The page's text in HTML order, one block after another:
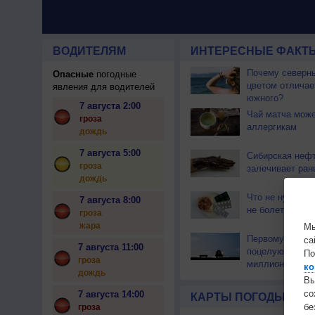
ВОДИТЕЛЯМ
Опасныепогодные
явления для водителей
7 августа 2:00
гроза
дождь
7 августа 5:00
гроза
дождь
7 августа 8:00
гроза
жара
7 августа 11:00
гроза
дождь
7 августа 14:00
гроза
ИНТЕРЕСНЫЕ
Почему
цветом
южного?
Чай матча
аллергикам
Сибирская
залечивает
Что не нужно
не болеть?
Первому в
поцелую около
миллионов лет
КАРТЫ ПОГОДЫ